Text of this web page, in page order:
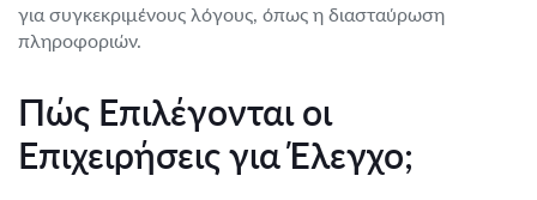
για συγκεκριμένους λόγους, όπως η διασταύρωση
πληροφοριών.
Πώς Επιλέγονται οι
Επιχειρήσεις για Έλεγχο;